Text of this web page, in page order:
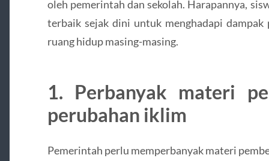
oleh pemerintah dan sekolah. Harapannya,
terbaik sejak dini untuk menghadapi
ruang hidup masing-masing.
1. Perbanyak materi
perubahan iklim
Pemerintah perlu memperbanyak materi